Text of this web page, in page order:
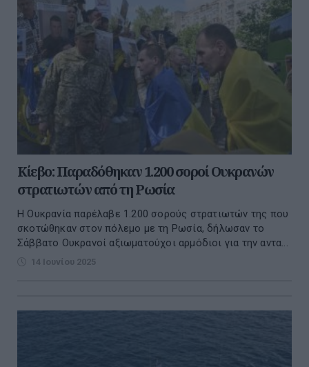
Κίεβο: Παραδόθηκαν 1.200 σοροί Ουκρανών
στρατιωτών από τη Ρωσία
Η Ουκρανία παρέλαβε 1.200 σορούς στρατιωτών της που
σκοτώθηκαν στον πόλεμο με τη Ρωσία, δήλωσαν το
Σάββατο Ουκρανοί αξιωματούχοι αρμόδιοι για την αντα...
14 Ιουνίου 2025